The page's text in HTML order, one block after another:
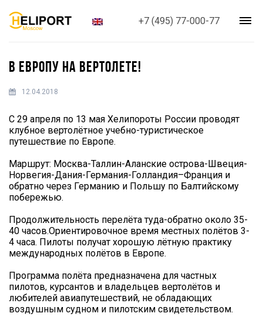
+7 (495) 77-000-77
В ЕВРОПУ НА ВЕРТОЛЕТЕ!
12.04.2018
С 29 апреля по 13 мая Хелипороты России проводят
клубное вертолётное учебно-туристическое
путешествие по Европе.
Маршрут: Москва-Таллин-Аланские острова-Швеция-
Норвегия-Дания-Германия-Голландия–Франция и
обратно через Германию и Польшу по Балтийскому
побережью.
Продолжительность перелёта туда-обратно около 35-
40 часов.Ориентировочное время местных полётов 3-
4 часа. Пилоты получат хорошую лётную практику
международных полётов в Европе.
Программа полёта предназначена для частных
пилотов, курсантов и владельцев вертолётов и
любителей авиапутешествий, не обладающих
воздушным судном и пилотским свидетельством.